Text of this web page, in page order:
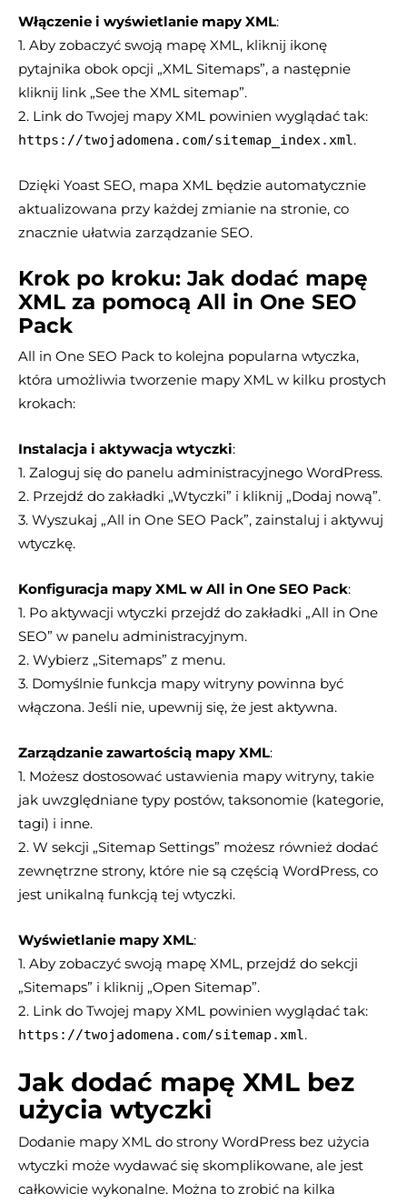
Włączenie i wyświetlanie mapy XML:
1. Aby zobaczyć swoją mapę XML, kliknij ikonę
pytajnika obok opcji „XML Sitemaps”, a następnie
kliknij link „See the XML sitemap”.
2. Link do Twojej mapy XML powinien wyglądać tak:
https://twojadomena.com/sitemap_index.xml.
Dzięki Yoast SEO, mapa XML będzie automatycznie
aktualizowana przy każdej zmianie na stronie, co
znacznie ułatwia zarządzanie SEO.
Krok po kroku: Jak dodać mapę
XML za pomocą All in One SEO
Pack
All in One SEO Pack to kolejna popularna wtyczka,
która umożliwia tworzenie mapy XML w kilku prostych
krokach:
Instalacja i aktywacja wtyczki:
1. Zaloguj się do panelu administracyjnego WordPress.
2. Przejdź do zakładki „Wtyczki” i kliknij „Dodaj nową”.
3. Wyszukaj „All in One SEO Pack”, zainstaluj i aktywuj
wtyczkę.
Konfiguracja mapy XML w All in One SEO Pack:
1. Po aktywacji wtyczki przejdź do zakładki „All in One
SEO” w panelu administracyjnym.
2. Wybierz „Sitemaps” z menu.
3. Domyślnie funkcja mapy witryny powinna być
włączona. Jeśli nie, upewnij się, że jest aktywna.
Zarządzanie zawartością mapy XML:
1. Możesz dostosować ustawienia mapy witryny, takie
jak uwzględniane typy postów, taksonomie (kategorie,
tagi) i inne.
2. W sekcji „Sitemap Settings” możesz również dodać
zewnętrzne strony, które nie są częścią WordPress, co
jest unikalną funkcją tej wtyczki.
Wyświetlanie mapy XML:
1. Aby zobaczyć swoją mapę XML, przejdź do sekcji
„Sitemaps” i kliknij „Open Sitemap”.
2. Link do Twojej mapy XML powinien wyglądać tak:
https://twojadomena.com/sitemap.xml.
Jak dodać mapę XML bez
użycia wtyczki
Dodanie mapy XML do strony WordPress bez użycia
wtyczki może wydawać się skomplikowane, ale jest
całkowicie wykonalne. Można to zrobić na kilka